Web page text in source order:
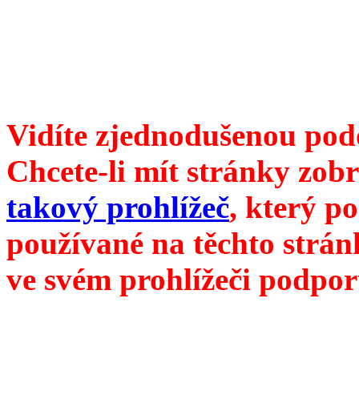
Vidíte zjednodušenou
Chcete-li mít stránky
takový prohlížeč, který
používané na těchto
ve svém prohlížeči